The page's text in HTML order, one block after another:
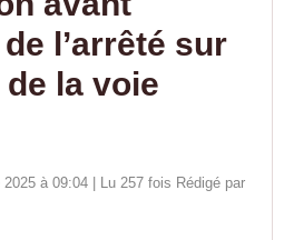
l’arrêté sur
de la voie
à 09:04 | Lu 257 fois Rédigé par